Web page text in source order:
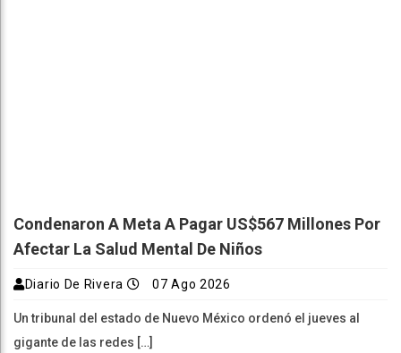
Condenaron A Meta A Pagar US$567 Millones Por
Afectar La Salud Mental De Niños
Diario De Rivera 07 Ago 2026
Un tribunal del estado de Nuevo México ordenó el jueves al
gigante de las redes […]